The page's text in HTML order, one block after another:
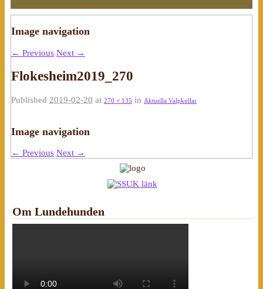
Image navigation
← Previous Next →
Flokesheim2019_270
Published 2019-02-20 at 270 × 135 in Aktuella Valpkullar
Image navigation
← Previous Next →
Om Lundehunden